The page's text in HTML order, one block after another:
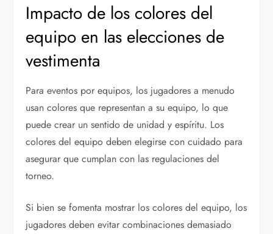
Impacto de los colores del
equipo en las elecciones de
vestimenta
Para eventos por equipos, los jugadores a menudo
usan colores que representan a su equipo, lo que
puede crear un sentido de unidad y espíritu. Los
colores del equipo deben elegirse con cuidado para
asegurar que cumplan con las regulaciones del
torneo.
Si bien se fomenta mostrar los colores del equipo, los
jugadores deben evitar combinaciones demasiado